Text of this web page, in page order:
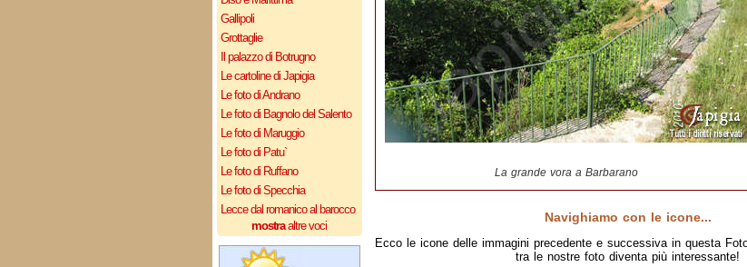
Gallipoli
Grottaglie
Il palazzo di Botrugno
Le cartoline di Japigia
Le foto di Andrano
Le foto di Bagnolo del Salento
Le foto di Maruggio
Le foto di Patu`
Le foto di Ruffano
Le foto di Specchia
Lecce dal romanico al barocco
mostraaltre voci
La grande vora a Barbarano
Navighiamo con le icone...
Ecco le icone delle immagini precedente e successiva in questa
tra le nostre foto diventa più interessante!